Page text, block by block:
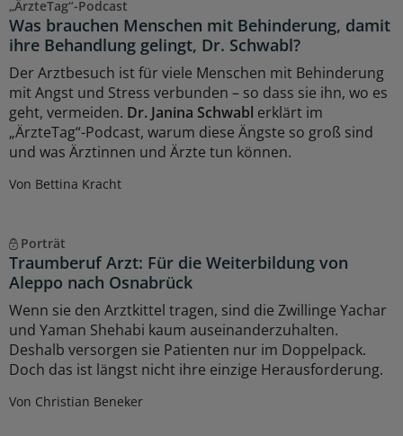
„ÄrzteTag“-Podcast
Was brauchen Menschen mit Behinderung, damit
ihre Behandlung gelingt, Dr. Schwabl?
Der Arztbesuch ist für viele Menschen mit Behinderung
mit Angst und Stress verbunden – so dass sie ihn, wo es
geht, vermeiden. Dr. Janina Schwabl erklärt im
„ÄrzteTag“-Podcast, warum diese Ängste so groß sind
und was Ärztinnen und Ärzte tun können.
Von Bettina Kracht
Porträt
Traumberuf Arzt: Für die Weiterbildung von
Aleppo nach Osnabrück
Wenn sie den Arztkittel tragen, sind die Zwillinge Yachar
und Yaman Shehabi kaum auseinanderzuhalten.
Deshalb versorgen sie Patienten nur im Doppelpack.
Doch das ist längst nicht ihre einzige Herausforderung.
Von Christian Beneker